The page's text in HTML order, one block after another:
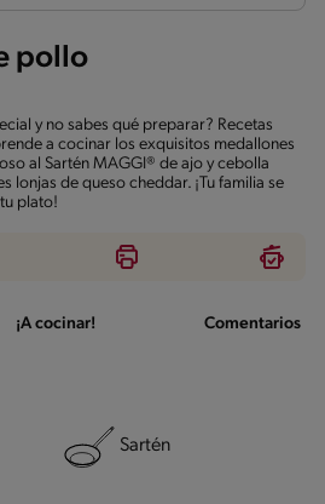
pollo
y no sabes qué preparar? Recetas
a cocinar los exquisitos medallones
al Sartén MAGGI® de ajo y cebolla
lonjas de queso cheddar. ¡Tu familia se
plato!
¡A cocinar! Comentarios
Sartén